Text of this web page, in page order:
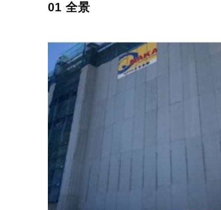
01 全景